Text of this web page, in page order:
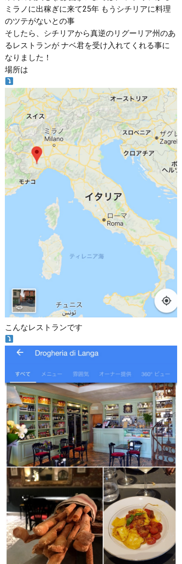
ミラノに出稼ぎに来て25年 もうシチリアに料理
のツテがないとの事
そしたら、シチリアから真逆のリグーリア州のあ
るレストランが ナベ君を受け入れてくれる事に
なりました！
場所は
こんなレストランです